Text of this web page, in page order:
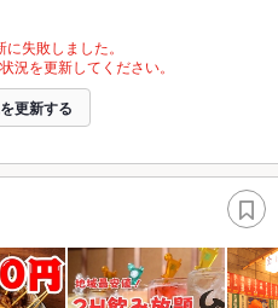
失敗しました。
況を更新してください。
更新する